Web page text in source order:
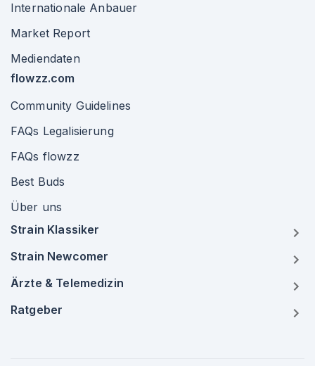
Internationale Anbauer
Market Report
Mediendaten
flowzz.com
Community Guidelines
FAQs Legalisierung
FAQs flowzz
Best Buds
Über uns
Strain Klassiker
Strain Newcomer
Ärzte & Telemedizin
Ratgeber